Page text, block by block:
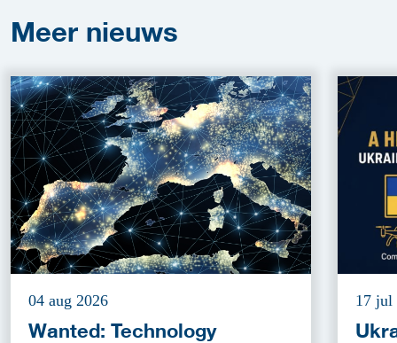
Meer nieuws
04 aug 2026
Wanted: Technology
17 jul